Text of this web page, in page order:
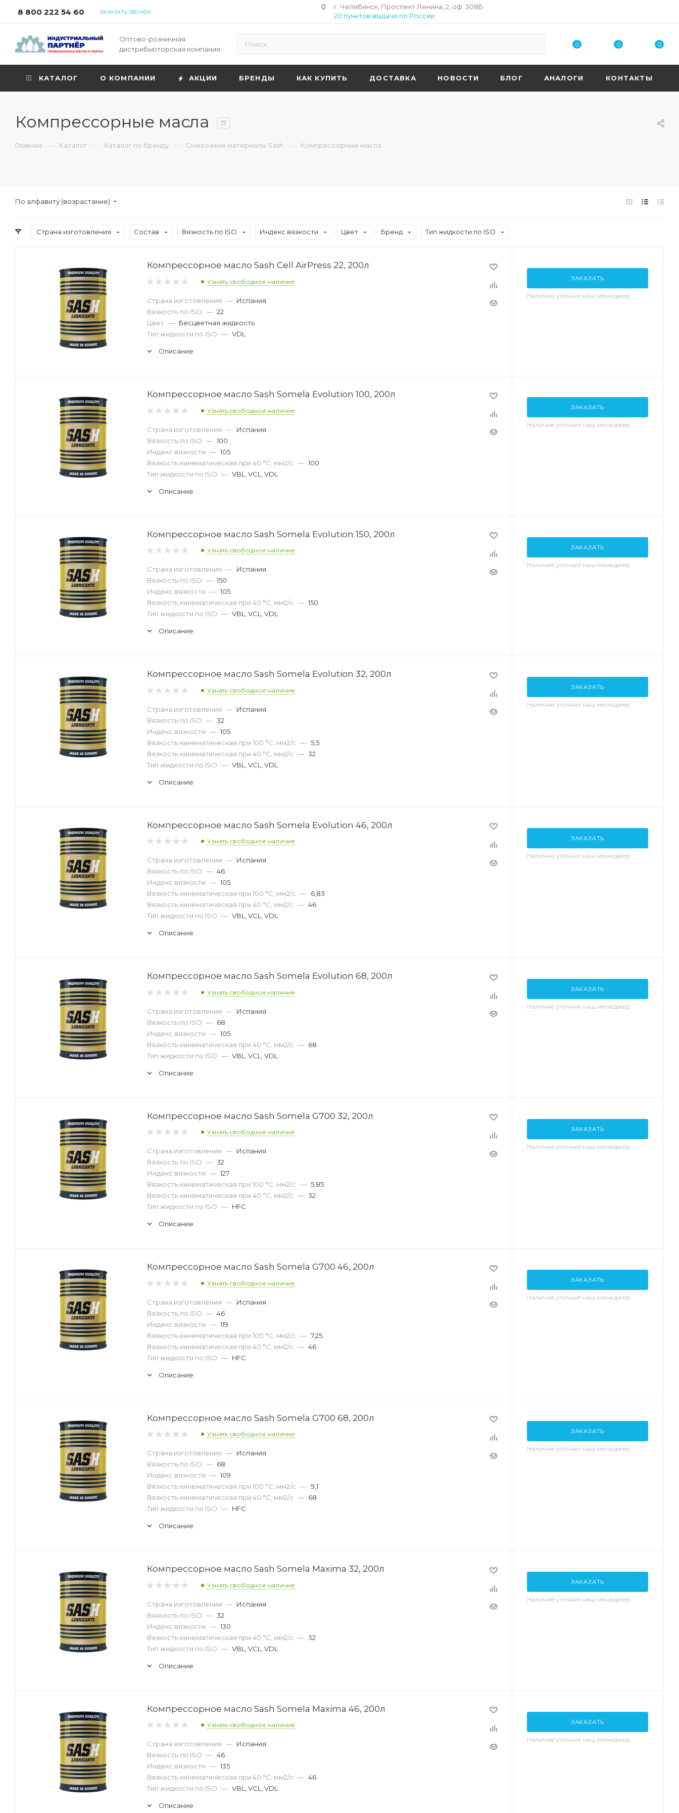
8 800 222 54 60 ЗАКАЗАТЬ ЗВОНОК
г. Челябинск, Проспект Ленина, 2, оф. 308Б
20 пунктов выдачи по России
Оптово-розничная
дистрибьюторская компания
0 0 0
КАТАЛОГ О КОМПАНИИ АКЦИИ БРЕНДЫ КАК КУПИТЬ ДОСТАВКА НОВОСТИ БЛОГ АНАЛОГИ КОНТАКТЫ
Компрессорные масла 17
Главная — Каталог — Каталог по бренду — Смазочные материалы Sash — Компрессорные масла
По алфавиту (возрастание)
Страна изготовления Состав Вязкость по ISO Индекс вязкости Цвет Бренд Тип жидкости по ISO
Компрессорное масло Sash Cell AirPress 22, 200л
Узнать свободное наличие
Страна изготовления — Испания
Вязкость по ISO — 22
Цвет — Бесцветная жидкость
Тип жидкости по ISO — VDL
Описание
ЗАКАЗАТЬ
Наличие уточнит наш менеджер
Компрессорное масло Sash Somela Evolution 100, 200л
Узнать свободное наличие
Страна изготовления — Испания
Вязкость по ISO — 100
Индекс вязкости — 105
Вязкость кинематическая при 40 °С, мм2/с — 100
Тип жидкости по ISO — VBL, VCL, VDL
Описание
ЗАКАЗАТЬ
Наличие уточнит наш менеджер
Компрессорное масло Sash Somela Evolution 150, 200л
Узнать свободное наличие
Страна изготовления — Испания
Вязкость по ISO — 150
Индекс вязкости — 105
Вязкость кинематическая при 40 °С, мм2/с — 150
Тип жидкости по ISO — VBL, VCL, VDL
Описание
ЗАКАЗАТЬ
Наличие уточнит наш менеджер
Компрессорное масло Sash Somela Evolution 32, 200л
Узнать свободное наличие
Страна изготовления — Испания
Вязкость по ISO — 32
Индекс вязкости — 105
Вязкость кинематическая при 100 °С, мм2/с — 5,5
Вязкость кинематическая при 40 °С, мм2/с — 32
Тип жидкости по ISO — VBL, VCL, VDL
Описание
ЗАКАЗАТЬ
Наличие уточнит наш менеджер
Компрессорное масло Sash Somela Evolution 46, 200л
Узнать свободное наличие
Страна изготовления — Испания
Вязкость по ISO — 46
Индекс вязкости — 105
Вязкость кинематическая при 100 °С, мм2/с — 6,83
Вязкость кинематическая при 40 °С, мм2/с — 46
Тип жидкости по ISO — VBL, VCL, VDL
Описание
ЗАКАЗАТЬ
Наличие уточнит наш менеджер
Компрессорное масло Sash Somela Evolution 68, 200л
Узнать свободное наличие
Страна изготовления — Испания
Вязкость по ISO — 68
Индекс вязкости — 105
Вязкость кинематическая при 40 °С, мм2/с — 68
Тип жидкости по ISO — VBL, VCL, VDL
Описание
ЗАКАЗАТЬ
Наличие уточнит наш менеджер
Компрессорное масло Sash Somela G700 32, 200л
Узнать свободное наличие
Страна изготовления — Испания
Вязкость по ISO — 32
Индекс вязкости — 127
Вязкость кинематическая при 100 °С, мм2/с — 5,85
Вязкость кинематическая при 40 °С, мм2/с — 32
Тип жидкости по ISO — HFC
Описание
ЗАКАЗАТЬ
Наличие уточнит наш менеджер
Компрессорное масло Sash Somela G700 46, 200л
Узнать свободное наличие
Страна изготовления — Испания
Вязкость по ISO — 46
Индекс вязкости — 119
Вязкость кинематическая при 100 °С, мм2/с — 7,25
Вязкость кинематическая при 40 °С, мм2/с — 46
Тип жидкости по ISO — HFC
Описание
ЗАКАЗАТЬ
Наличие уточнит наш менеджер
Компрессорное масло Sash Somela G700 68, 200л
Узнать свободное наличие
Страна изготовления — Испания
Вязкость по ISO — 68
Индекс вязкости — 109
Вязкость кинематическая при 100 °С, мм2/с — 9,1
Вязкость кинематическая при 40 °С, мм2/с — 68
Тип жидкости по ISO — HFC
Описание
ЗАКАЗАТЬ
Наличие уточнит наш менеджер
Компрессорное масло Sash Somela Maxima 32, 200л
Узнать свободное наличие
Страна изготовления — Испания
Вязкость по ISO — 32
Индекс вязкости — 130
Вязкость кинематическая при 40 °С, мм2/с — 32
Тип жидкости по ISO — VBL, VCL, VDL
Описание
ЗАКАЗАТЬ
Наличие уточнит наш менеджер
Компрессорное масло Sash Somela Maxima 46, 200л
Узнать свободное наличие
Страна изготовления — Испания
Вязкость по ISO — 46
Индекс вязкости — 135
Вязкость кинематическая при 40 °С, мм2/с — 46
Тип жидкости по ISO — VBL, VCL, VDL
Описание
ЗАКАЗАТЬ
Наличие уточнит наш менеджер